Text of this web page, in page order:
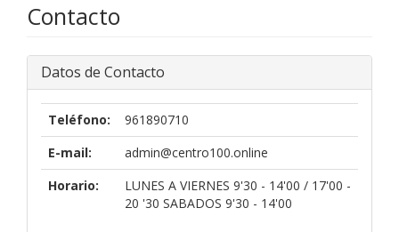
Contacto
Datos de Contacto
Teléfono:
961890710
E-mail:
admin@centro100.online
Horario:
LUNES A VIERNES 9'30 - 14'00 / 17'00 -
20 '30 SABADOS 9'30 - 14'00